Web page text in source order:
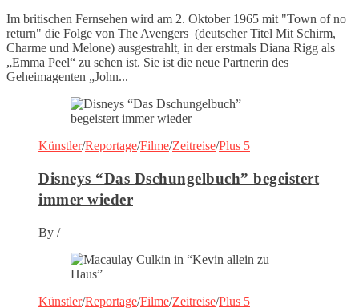
Im britischen Fernsehen wird am 2. Oktober 1965 mit "Town of no
return" die Folge von The Avengers (deutscher Titel Mit Schirm,
Charme und Melone) ausgestrahlt, in der erstmals Diana Rigg als
„Emma Peel“ zu sehen ist. Sie ist die neue Partnerin des
Geheimagenten „John...
Künstler/Reportage/Filme/Zeitreise/Plus 5
Disneys “Das Dschungelbuch” begeistert
immer wieder
By /
Künstler/Reportage/Filme/Zeitreise/Plus 5